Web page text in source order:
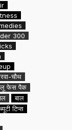
300
चौथ
फेस पैक
बाल
ब्यूटी टिप्स